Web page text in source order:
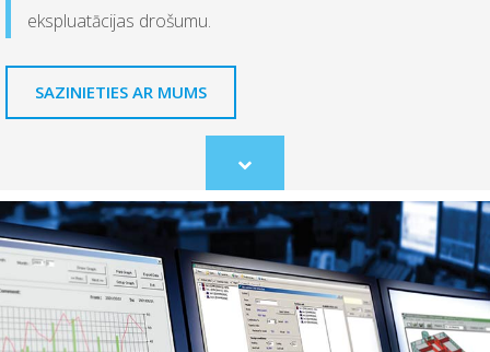
ekspluatācijas drošumu.
SAZINIETIES AR MUMS
Scroll
to
content